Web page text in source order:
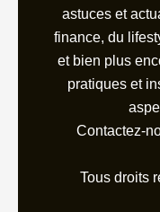
astuces et
finance, du
et bien plus
pratiques et
Contactez-
Tous droits